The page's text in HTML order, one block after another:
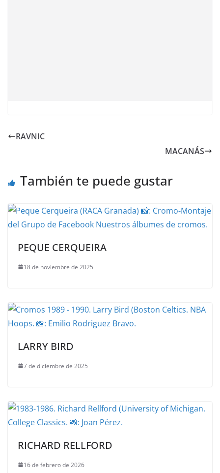
RAVNIC
MACANÁS
También te puede gustar
PEQUE CERQUEIRA
18 de noviembre de 2025
LARRY BIRD
7 de diciembre de 2025
RICHARD RELLFORD
16 de febrero de 2026